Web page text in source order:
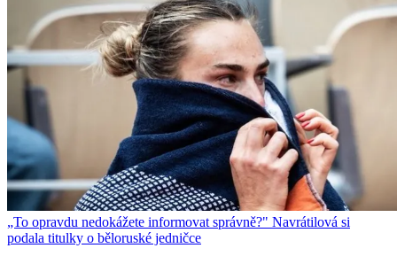
„To opravdu nedokážete informovat správně?" Navrátilová si
podala titulky o běloruské jedničce